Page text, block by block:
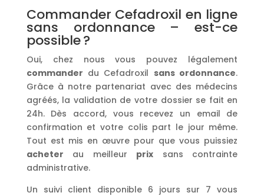
Commander Cefadroxil en ligne
sans ordonnance – est-ce
possible ?
Oui, chez nous vous pouvez légalement
commander du Cefadroxil sans ordonnance.
Grâce à notre partenariat avec des médecins
agréés, la validation de votre dossier se fait en
24h. Dès accord, vous recevez un email de
confirmation et votre colis part le jour même.
Tout est mis en œuvre pour que vous puissiez
acheter au meilleur prix sans contrainte
administrative.
Un suivi client disponible 6 jours sur 7 vous